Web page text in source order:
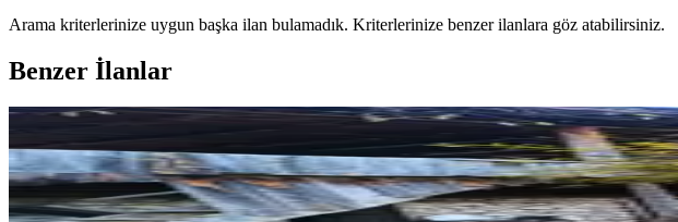
Arama kriterlerinize uygun başka ilan bulamadık. Kriterlerinize benzer ilanlara göz atabilirsiniz.
Benzer İlanlar
% 23
Nora'dan Kale'de 2512 M
Kale, Habipler Mahallesi
2+2·2514 m²·15.12.2025